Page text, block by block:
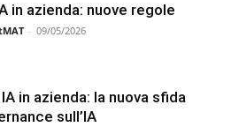
in azienda: nuove regole
- 09/05/2026
in azienda: la nuova sfida
sull’IA